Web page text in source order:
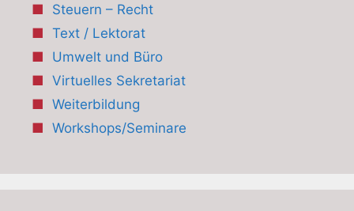
Steuern – Recht
Text / Lektorat
Umwelt und Büro
Virtuelles Sekretariat
Weiterbildung
Workshops/Seminare